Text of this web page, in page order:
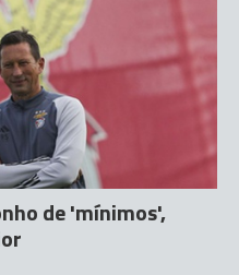
de 'mínimos',